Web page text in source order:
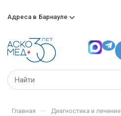
Адреса в Барнауле
Главная — Диагностика и лечение